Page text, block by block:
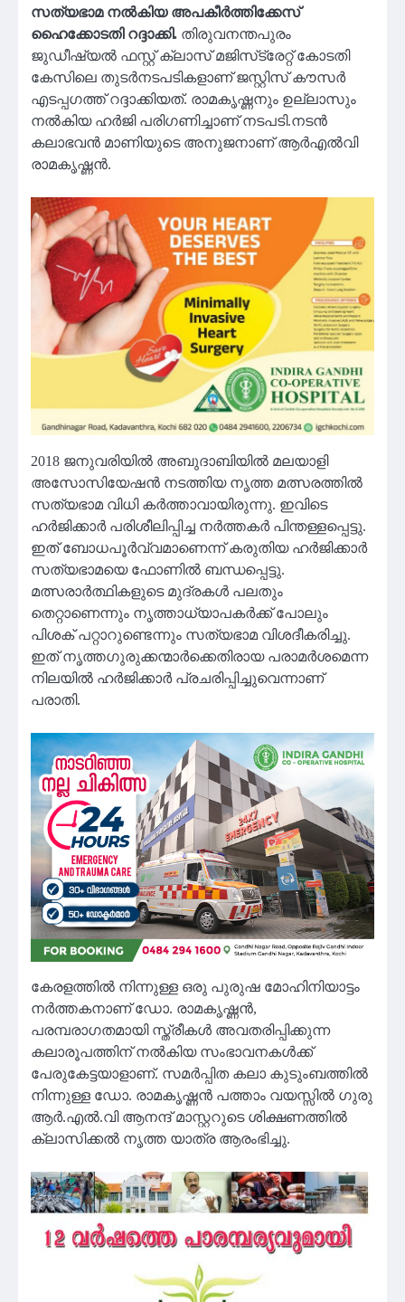
സത്യഭാമ നല്‍കിയ അപകീര്‍ത്തിക്കേസ്
ഹൈക്കോടതി റദ്ദാക്കി. തിരുവനന്തപുരം
ജുഡീഷ്യല്‍ ഫസ്റ്റ് ക്ലാസ് മജിസ്‌ട്രേറ്റ് കോടതി
കേസിലെ തുടര്‍നടപടികളാണ് ജസ്റ്റിസ് കൗസര്‍
എടപ്പഗത്ത് റദ്ദാക്കിയത്. രാമകൃഷ്ണനും ഉല്ലാസും
നല്‍കിയ ഹര്‍ജി പരിഗണിച്ചാണ് നടപടി.നടൻ
കലാഭവൻ മാണിയുടെ അനുജനാണ് ആര്‍എല്‍വി
രാമകൃഷ്ണന്‍.
2018 ജനുവരിയില്‍ അബുദാബിയില്‍ മലയാളി
അസോസിയേഷന്‍ നടത്തിയ നൃത്ത മത്സരത്തില്‍
സത്യഭാമ വിധി കര്‍ത്താവായിരുന്നു. ഇവിടെ
ഹര്‍ജിക്കാര്‍ പരിശീലിപ്പിച്ച നര്‍ത്തകര്‍ പിന്തള്ളപ്പെട്ടു.
ഇത് ബോധപൂര്‍വ്വമാണെന്ന് കരുതിയ ഹര്‍ജിക്കാര്‍
സത്യഭാമയെ ഫോണില്‍ ബന്ധപ്പെട്ടു.
മത്സരാര്‍ത്ഥികളുടെ മുദ്രകള്‍ പലതും
തെറ്റാണെന്നും നൃത്താധ്യാപകര്‍ക്ക് പോലും
പിശക് പറ്റാറുണ്ടെന്നും സത്യഭാമ വിശദീകരിച്ചു.
ഇത് നൃത്തഗുരുക്കന്മാര്‍ക്കെതിരായ പരാമര്‍ശമെന്ന
നിലയില്‍ ഹര്‍ജിക്കാര്‍ പ്രചരിപ്പിച്ചുവെന്നാണ്
പരാതി.
കേരളത്തിൽ നിന്നുള്ള ഒരു പുരുഷ മോഹിനിയാട്ടം
നർത്തകനാണ് ഡോ. രാമകൃഷ്ണൻ,
പരമ്പരാഗതമായി സ്ത്രീകൾ അവതരിപ്പിക്കുന്ന
കലാരൂപത്തിന് നൽകിയ സംഭാവനകൾക്ക്
പേരുകേട്ടയാളാണ്. സമർപ്പിത കലാ കുടുംബത്തിൽ
നിന്നുള്ള ഡോ. രാമകൃഷ്ണൻ പത്താം വയസ്സിൽ ഗുരു
ആർ.എൽ.വി ആനന്ദ് മാസ്റ്ററുടെ ശിക്ഷണത്തിൽ
ക്ലാസിക്കൽ നൃത്ത യാത്ര ആരംഭിച്ചു.